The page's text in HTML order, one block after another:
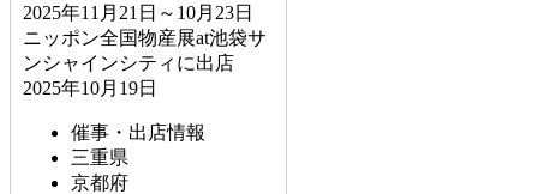
2025年11月21日～10月23日
ニッポン全国物産展at池袋サ
ンシャインシティに出店
2025年10月19日
催事・出店情報
三重県
京都府